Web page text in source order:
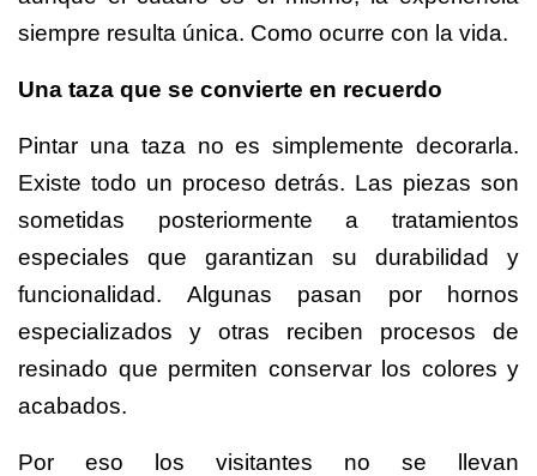
siempre resulta única. Como ocurre con la vida.
Una taza que se convierte en recuerdo
Pintar una taza no es simplemente decorarla.
Existe todo un proceso detrás. Las piezas son
sometidas posteriormente a tratamientos
especiales que garantizan su durabilidad y
funcionalidad. Algunas pasan por hornos
especializados y otras reciben procesos de
resinado que permiten conservar los colores y
acabados.
Por eso los visitantes no se llevan